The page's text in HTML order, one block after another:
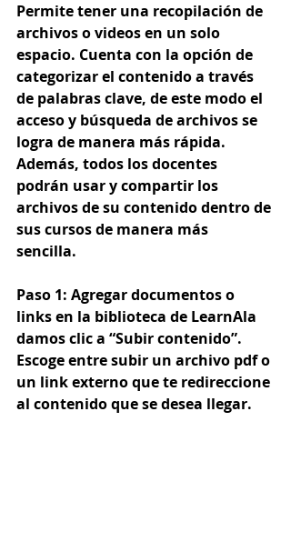
Permite tener una recopilación de
archivos o videos en un solo
espacio. Cuenta con la opción de
categorizar el contenido a través
de palabras clave, de este modo el
acceso y búsqueda de archivos se
logra de manera más rápida.
Además, todos los docentes
podrán usar y compartir los
archivos de su contenido dentro de
sus cursos de manera más
sencilla.
Paso 1: Agregar documentos o
links en la biblioteca de LearnAla
damos clic a “Subir contenido”.
Escoge entre subir un archivo pdf o
un link externo que te redireccione
al contenido que se desea llegar.